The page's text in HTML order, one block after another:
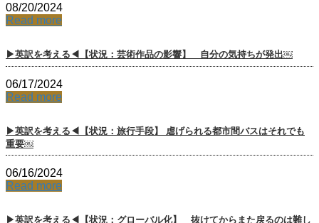
08/20/2024
Read more
▶英訳を考える◀【状況：芸術作品の影響】 自分の気持ちが発出￼
06/17/2024
Read more
▶英訳を考える◀【状況：旅行手段】 虐げられる都市間バスはそれでも
重要￼
06/16/2024
Read more
▶英訳を考える◀【状況：グローバル化】 抜けてからまた戻るのは難し